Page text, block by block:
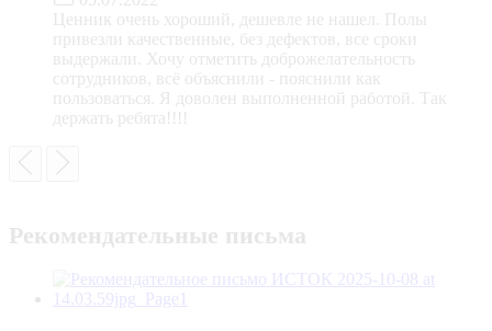
Ценник очень хороший, дешевле не нашел. Полы
привезли качественные, без дефектов, все сроки
выдержали. Хочу отметить доброжелательность
сотрудников, всё объяснили - пояснили как
пользоваться. Я доволен выполненной работой. Так
держать ребята!!!!
Рекомендательные письма